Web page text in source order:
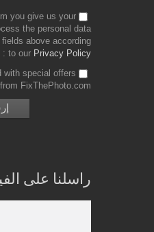
you give us your
the personal data
above according
to our Privacy Policy
with special offers
FixThePhoto.com
راسلنا على